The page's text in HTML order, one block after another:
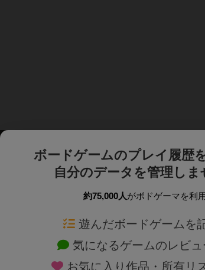
ボードゲームのプレイ履歴
自分のデータを管理しま
約75,000人がボドゲーマを利
遊んだボードゲームを
気になるゲームのレビ
お気に入り作品・所有リ
ボードゲームを検索する 新作・